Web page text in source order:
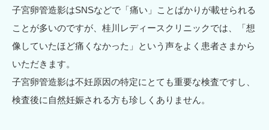
子宮卵管造影はSNSなどで「痛い」ことばかりが載せられる
ことが多いのですが、桂川レディースクリニックでは、「想
像していたほど痛くなかった」という声をよく患者さまから
いただきます。
子宮卵管造影は不妊原因の特定にとても重要な検査ですし、
検査後に自然妊娠される方も珍しくありません。